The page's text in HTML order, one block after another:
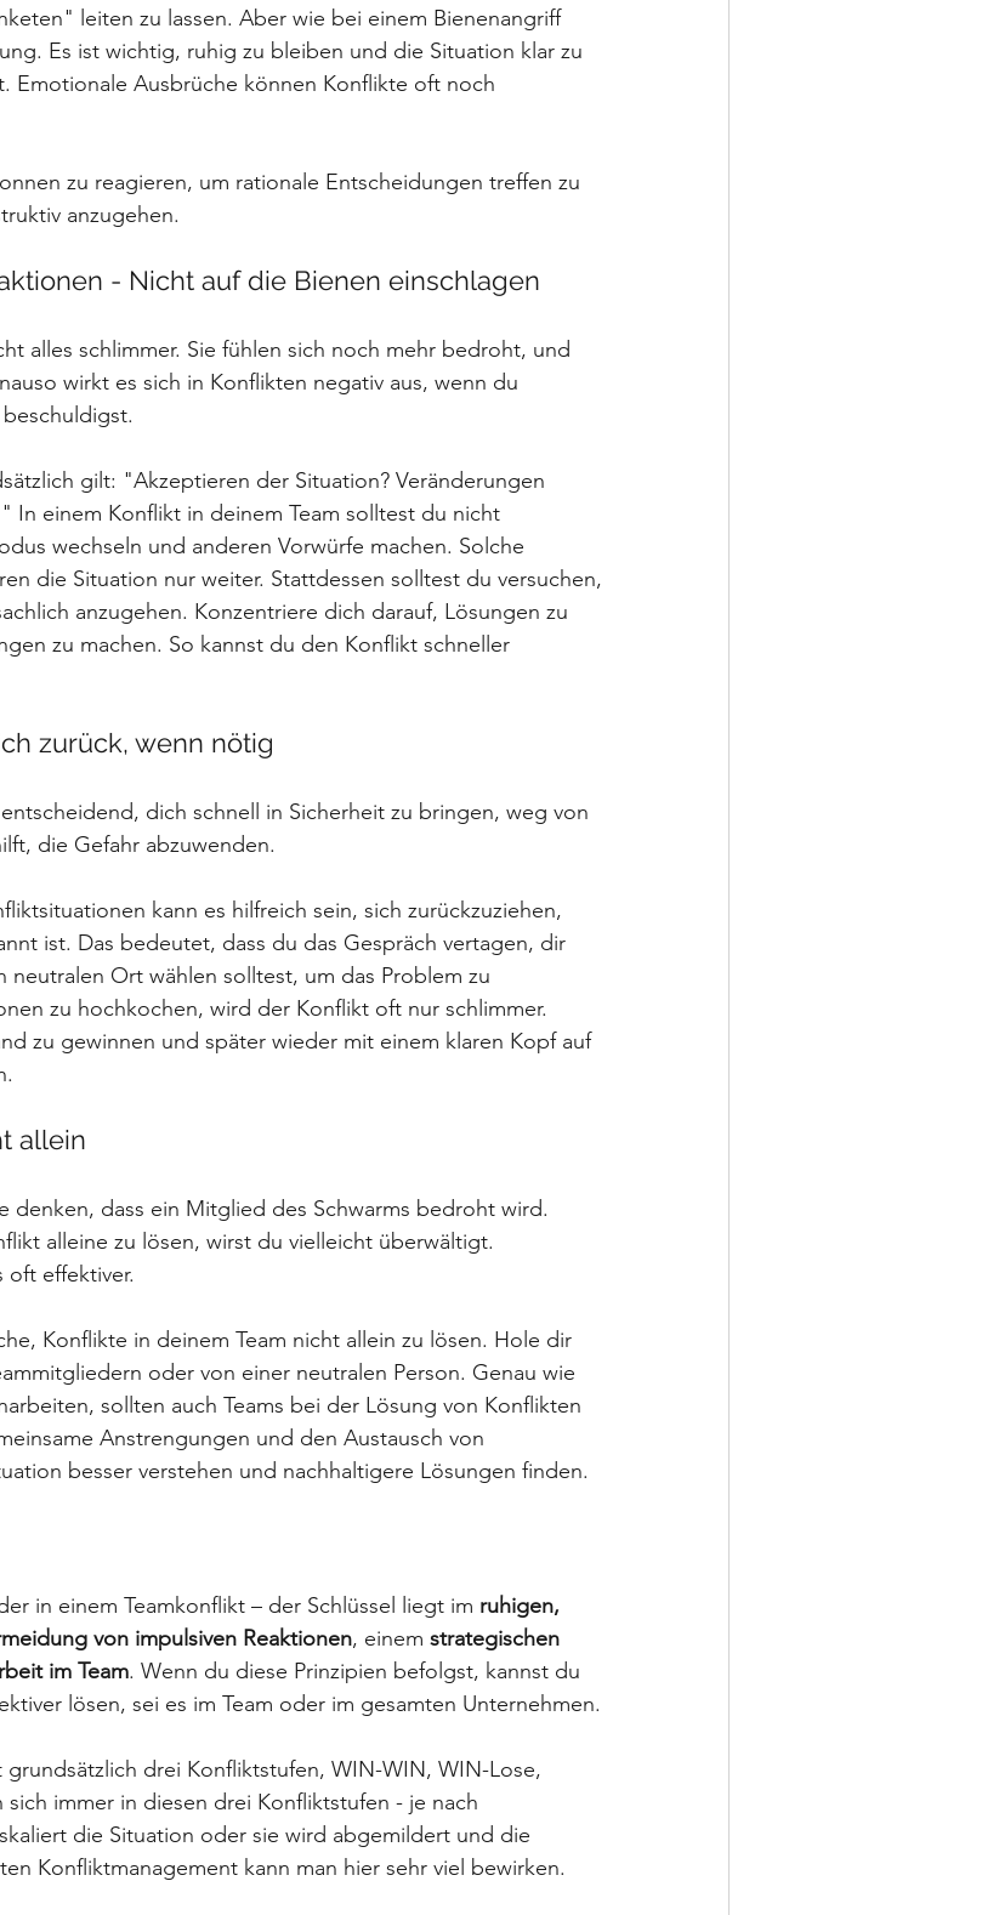
leiten zu lassen. Aber wie bei einem Bienenangriff
Es ist wichtig, ruhig zu bleiben und die Situation klar zu
Emotionale Ausbrüche können Konflikte oft noch
zu reagieren, um rationale Entscheidungen treffen zu
anzugehen.
- Nicht auf die Bienen einschlagen
alles schlimmer. Sie fühlen sich noch mehr bedroht, und
wirkt es sich in Konflikten negativ aus, wenn du
gilt: "Akzeptieren der Situation? Veränderungen
In einem Konflikt in deinem Team solltest du nicht
wechseln und anderen Vorwürfe machen. Solche
die Situation nur weiter. Stattdessen solltest du versuchen,
anzugehen. Konzentriere dich darauf, Lösungen zu
zu machen. So kannst du den Konflikt schneller
zurück, wenn nötig
dich schnell in Sicherheit zu bringen, weg von
die Gefahr abzuwenden.
kann es hilfreich sein, sich zurückzuziehen,
ist. Das bedeutet, dass du das Gespräch vertagen, dir
neutralen Ort wählen solltest, um das Problem zu
zu hochkochen, wird der Konflikt oft nur schlimmer.
zu gewinnen und später wieder mit einem klaren Kopf auf
allein
denken, dass ein Mitglied des Schwarms bedroht wird.
alleine zu lösen, wirst du vielleicht überwältigt.
oft effektiver.
Konflikte in deinem Team nicht allein zu lösen. Hole dir
oder von einer neutralen Person. Genau wie
sollten auch Teams bei der Lösung von Konflikten
Anstrengungen und den Austausch von
besser verstehen und nachhaltigere Lösungen finden.
in einem Teamkonflikt – der Schlüssel liegt im ruhigen,
von impulsiven Reaktionen, einem strategischen
im Team. Wenn du diese Prinzipien befolgst, kannst du
lösen, sei es im Team oder im gesamten Unternehmen.
drei Konfliktstufen, WIN-WIN, WIN-Lose,
immer in diesen drei Konfliktstufen - je nach
die Situation oder sie wird abgemildert und die
Konfliktmanagement kann man hier sehr viel bewirken.